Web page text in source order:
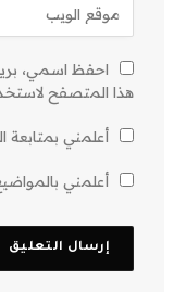
احفظ اسمي،
هذا المتصفح
أعلمني بمتابعة
أعلمني